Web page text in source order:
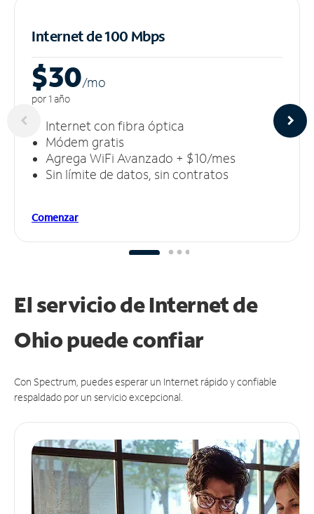
Internet de 100 Mbps
$30/mo
por 1 año
Internet con fibra óptica
Módem gratis
Agrega WiFi Avanzado + $10/mes
Sin límite de datos, sin contratos
Comenzar
El servicio de Internet de
Ohio puedeconfiar
Con Spectrum, puedes esperar un Internet rápido y confiable
respaldado por un servicio excepcional.